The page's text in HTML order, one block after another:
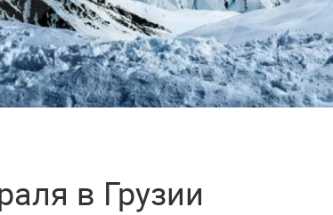
в Грузии